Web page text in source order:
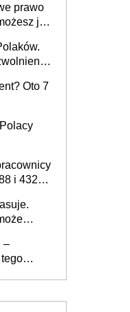
prawo
je
Oto 7
i 432
–